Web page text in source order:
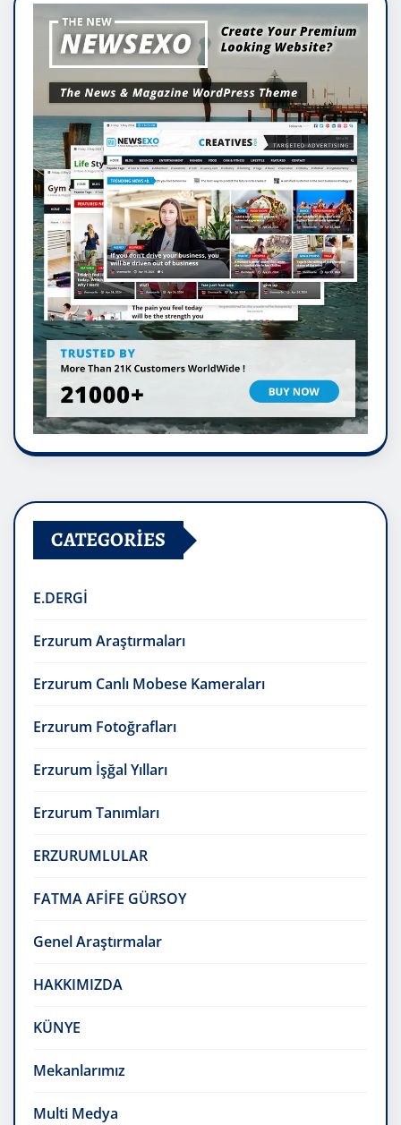
CATEGORIES
E.DERGİ
Erzurum Araştırmaları
Erzurum Canlı Mobese Kameraları
Erzurum Fotoğrafları
Erzurum İşğal Yılları
Erzurum Tanımları
ERZURUMLULAR
FATMA AFİFE GÜRSOY
Genel Araştırmalar
HAKKIMIZDA
KÜNYE
Mekanlarımız
Multi Medya